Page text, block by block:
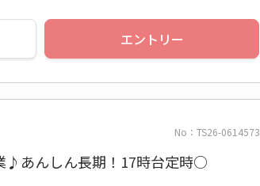
エントリー
No：TS26-0614573
♪あんしん長期！17時台定時○